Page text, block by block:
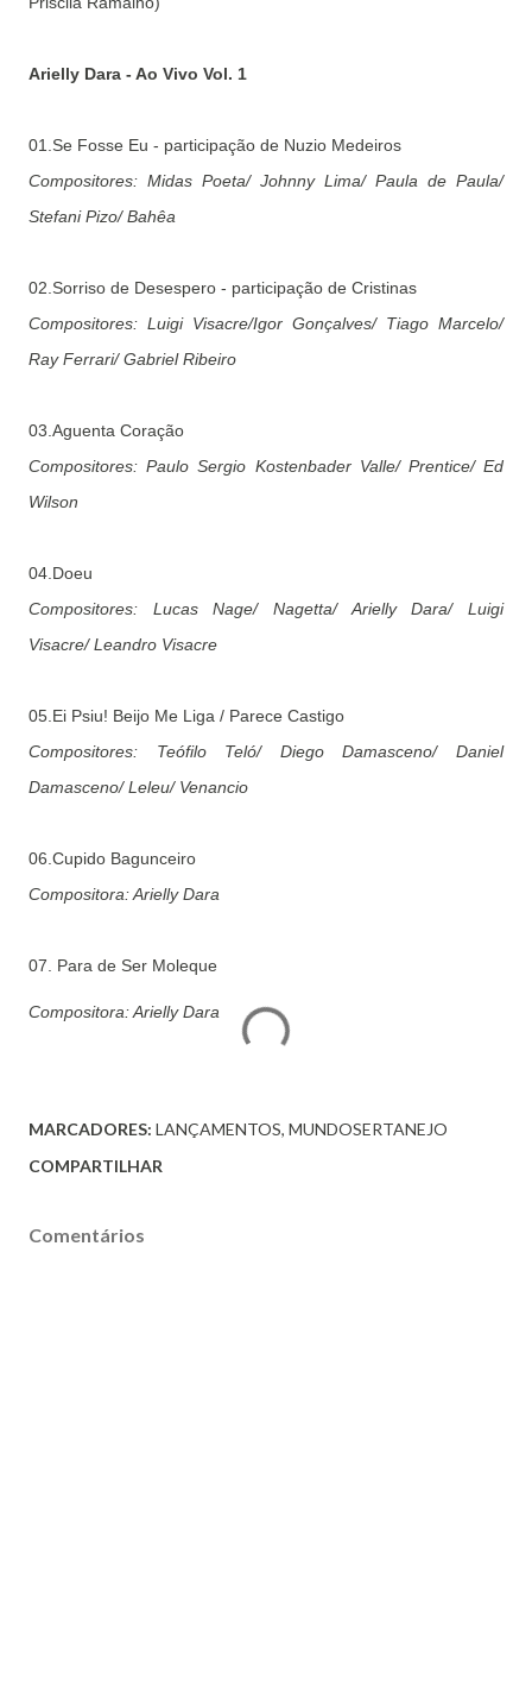
Arielly Dara - Ao Vivo Vol. 1
01.Se Fosse Eu - participação de Nuzio Medeiros
Compositores: Midas Poeta/ Johnny Lima/ Paula de Paula/
Stefani Pizo/ Bahêa
02.Sorriso de Desespero - participação de Cristinas
Compositores: Luigi Visacre/Igor Gonçalves/ Tiago Marcelo/
Ray Ferrari/ Gabriel Ribeiro
03.Aguenta Coração
Compositores: Paulo Sergio Kostenbader Valle/ Prentice/ Ed
Wilson
04.Doeu
Compositores: Lucas Nage/ Nagetta/ Arielly Dara/ Luigi
Visacre/ Leandro Visacre
05.Ei Psiu! Beijo Me Liga / Parece Castigo
Compositores: Teófilo Teló/ Diego Damasceno/ Daniel
Damasceno/ Leleu/ Venancio
06.Cupido Bagunceiro
Compositora: Arielly Dara
07. Para de Ser Moleque
Compositora: Arielly Dara
MARCADORES: LANÇAMENTOS MUNDOSERTANEJO
COMPARTILHAR
Comentários